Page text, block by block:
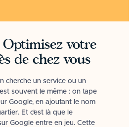
votre
de chez vous
cherche un service ou un
souvent le même : on tape
Google, en ajoutant le nom
Et c’est là que le
Google entre en jeu. Cette